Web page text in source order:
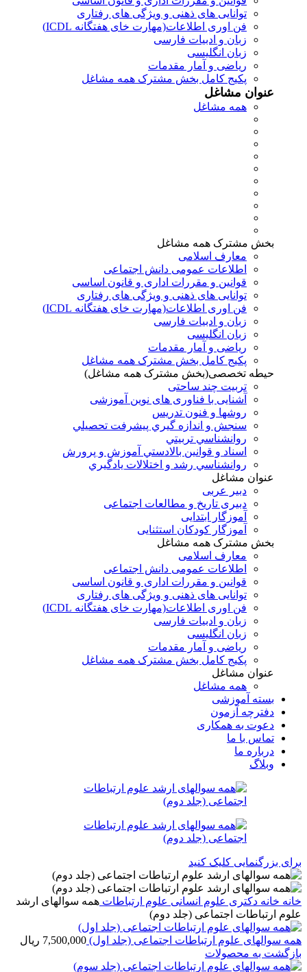
توانایی های ذهنی و ویژگی های رفتاری
فن اوری اطلاعات(مهارت خای هفتگانه ICDL)
زبان و ادبیات فارسی
زبان انگلیسی
ریاضی و آمار مقدمات
پکیج کامل بخش مشترک همه مشاغل
عنوان مشاغل
همه مشاغل
بخش مشترک همه مشاغل
معارف اسلامی
اطلاعات عمومی دانش اجتماعی
قوانین و مقررات اداری و قانون اساسی
توانایی های ذهنی و ویژگی های رفتاری
فن اوری اطلاعات(مهارت خای هفتگانه ICDL)
زبان و ادبیات فارسی
زبان انگلیسی
ریاضی و آمار مقدمات
پکیج کامل بخش مشترک همه مشاغل
حیطه تخصصی(بخش مشترک همه مشاغل)
تربیت چند ساحتی
آشنایی با فناوری های نوین آموزشی
روشها و فنون تدريس
سنجش و اندازه گيري پيشرفت تحصيلي
روانشناسي تربيتي
اسناد و قوانين بالادستي آموزش و پرورش
روانشناسي رشد و اختلالات يادگيري
عنوان مشاغل
دبير عربی
دبیری تاریخ و مطالعات اجتماعی
آموزگار ابتدایی
آموزگار کودکان استثنایی
بخش مشترک همه مشاغل
معارف اسلامی
اطلاعات عمومی دانش اجتماعی
قوانین و مقررات اداری و قانون اساسی
توانایی های ذهنی و ویژگی های رفتاری
فن اوری اطلاعات(مهارت خای هفتگانه ICDL)
زبان و ادبیات فارسی
زبان انگلیسی
ریاضی و آمار مقدمات
پکیج کامل بخش مشترک همه مشاغل
عنوان مشاغل
همه مشاغل
بسته آموزشی
دفترچه آزمون
دعوت به همکاری
تماس با ما
درباره ما
وبلاگ
برای بزرگنمایی کلیک کنید
خانه خانه دکتری علوم انسانی علوم ارتباطات همه سوالهای ارشد
علوم ارتباطات اجتماعی (جلد دوم)
همه سوالهای علوم ارتباطات اجتماعی (جلد اول) 7,500,000 ریال
بازگشت به محصولات